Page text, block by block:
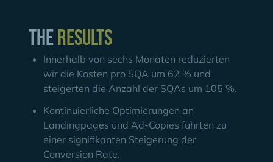
TheResults
Innerhalb von sechs Monaten reduzierten
wir die Kosten pro SQA um 62 % und
steigerten die Anzahl der SQAs um 105 %.
Kontinuierliche Optimierungen an
Landingpages und Ad-Copies führten zu
einer signifikanten Steigerung der
Conversion Rate.